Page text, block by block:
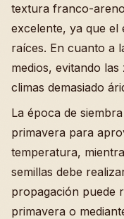
textura franco-
excelente, ya que el
raíces. En cuanto a
medios, evitando
climas demasiado
La época de
primavera para
temperatura,
semillas debe
propagación puede
primavera o